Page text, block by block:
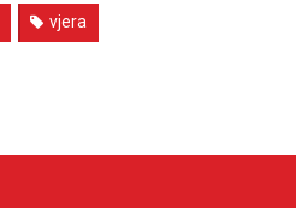
vjera